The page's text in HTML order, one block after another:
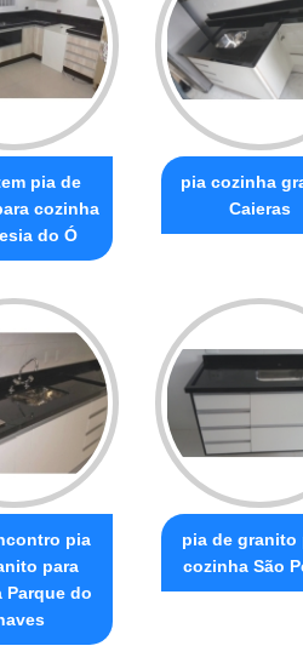
pia de
cozinha
do Ó
pia cozinha
Caieras
pia
para
Parque do
pia de granito
cozinha São